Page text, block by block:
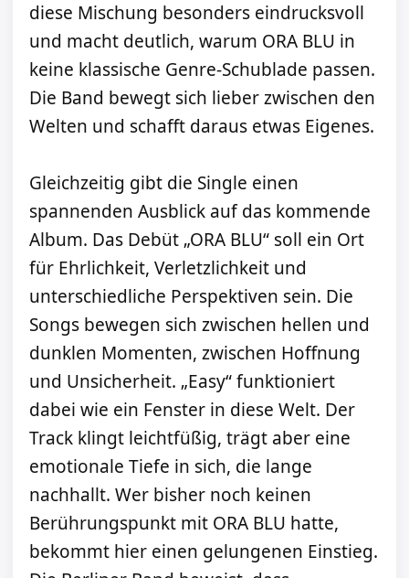
diese Mischung besonders eindrucksvoll
und macht deutlich, warum ORA BLU in
keine klassische Genre-Schublade passen.
Die Band bewegt sich lieber zwischen den
Welten und schafft daraus etwas Eigenes.
Gleichzeitig gibt die Single einen
spannenden Ausblick auf das kommende
Album. Das Debüt „ORA BLU“ soll ein Ort
für Ehrlichkeit, Verletzlichkeit und
unterschiedliche Perspektiven sein. Die
Songs bewegen sich zwischen hellen und
dunklen Momenten, zwischen Hoffnung
und Unsicherheit. „Easy“ funktioniert
dabei wie ein Fenster in diese Welt. Der
Track klingt leichtfüßig, trägt aber eine
emotionale Tiefe in sich, die lange
nachhallt. Wer bisher noch keinen
Berührungspunkt mit ORA BLU hatte,
bekommt hier einen gelungenen Einstieg.